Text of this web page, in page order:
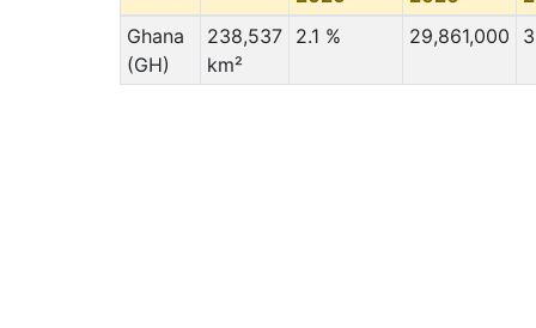
Ghana
(GH)
238,537
km²
2.1 % 29,861,000